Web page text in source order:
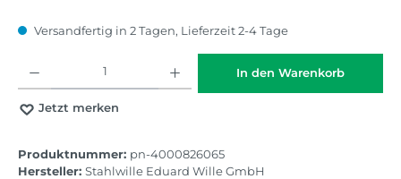
Versandfertig in 2 Tagen, Lieferzeit 2-4 Tage
In den Warenkorb
Jetzt merken
Produktnummer: pn-4000826065
Hersteller: Stahlwille Eduard Wille GmbH